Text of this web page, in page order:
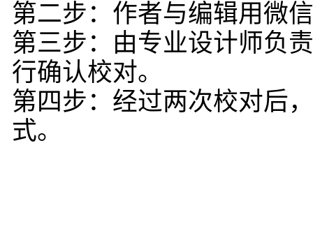
第二步：作者与编辑用微
第三步：由专业设计师负
行确认校对。
第四步：经过两次校对后
式。